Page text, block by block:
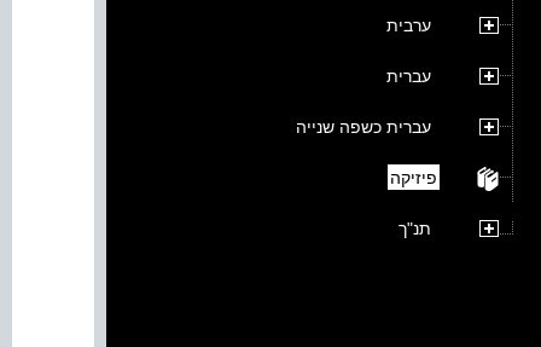
ערבית
עברית
עברית כשפה שנייה
פיזיקה
תנ"ך